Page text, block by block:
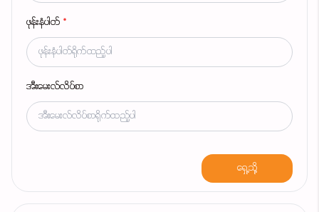
ဖုန်းနံပါတ် *
အီးမေးလ်လိပ်စာ
ရှေ့သို့